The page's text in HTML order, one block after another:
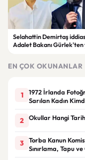
Selahattin Demirtaş
Adalet Bakanı Gürlek'ten
EN ÇOK OKUNANLAR
1
1972 İrlanda
Sarılan Kadın
2 Okullar Hangi
3
Torba Kanun
Sınırlama, Tapu